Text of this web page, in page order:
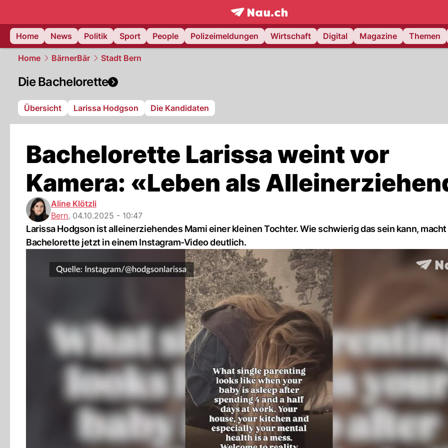
frontpage.NAU.ch
Home
News Politik Sport People Polizeimeldungen Wirtschaft Digital Magazine Themen
Home BärnerBär Stadt Bern
Die Bachelorette
Übersicht Larissa Hodgson Die Kandidaten
Bachelorette Larissa weint vor
Kamera: «Leben als
Aline Klötzli
Bern, 04.10.2025 - 10:47
Larissa Hodgson ist alleinerziehendes Mami einer kleinen Tochter. Wie schwierig das sein kann,
Bachelorette jetzt in einem Instagram-Video deutlich.